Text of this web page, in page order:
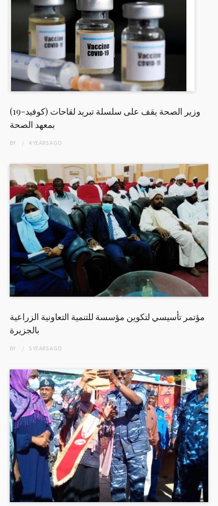
وزير الصحة يقف على سلسلة تبريد لقاحات (كوفيد-19)
بمعهد الصحة
BY 4 YEARSAGO
مؤتمر تأسيسي لتكوين مؤسسة للتنمية التعاونية الزراعية
بالجزيرة
BY 5 YEARSAGO